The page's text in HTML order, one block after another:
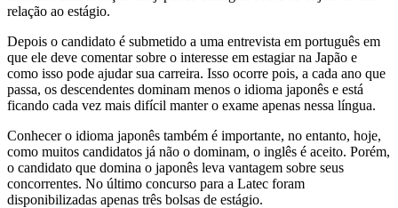
relação ao estágio.
Depois o candidato é submetido a uma entrevista em português em
que ele deve comentar sobre o interesse em estagiar na Japão e
como isso pode ajudar sua carreira. Isso ocorre pois, a cada ano que
passa, os descendentes dominam menos o idioma japonês e está
ficando cada vez mais difícil manter o exame apenas nessa língua.
Conhecer o idioma japonês também é importante, no entanto, hoje,
como muitos candidatos já não o dominam, o inglês é aceito. Porém,
o candidato que domina o japonês leva vantagem sobre seus
concorrentes. No último concurso para a Latec foram
disponibilizadas apenas três bolsas de estágio.